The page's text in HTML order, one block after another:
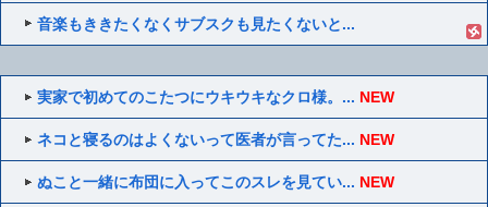
音楽もききたくなくサブスクも見たくないと...
実家で初めてのこたつにウキウキなクロ様。... NEW
ネコと寝るのはよくないって医者が言ってた... NEW
ぬこと一緒に布団に入ってこのスレを見てい... NEW